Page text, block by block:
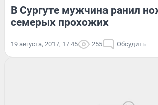
В Сургуте мужчина ранил
семерых прохожих
19 августа, 2017, 17:45 255 Обсудить